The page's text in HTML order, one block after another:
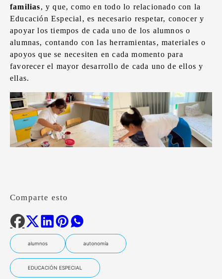
familias, y que, como en todo lo relacionado con la
Educación Especial, es necesario respetar, conocer y
apoyar los tiempos de cada uno de los alumnos o
alumnas, contando con las herramientas, materiales o
apoyos que se necesiten en cada momento para
favorecer el mayor desarrollo de cada uno de ellos y
ellas.
Comparte esto
alumnos autonomía
EDUCACIÓN ESPECIAL